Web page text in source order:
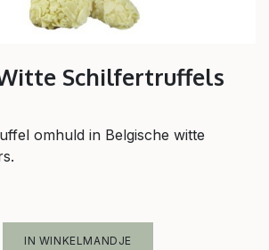
Schilfertruffels
omhuld in Belgische witte
IN WINKELMANDJE